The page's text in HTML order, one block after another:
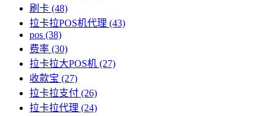
刷卡 (48)
拉卡拉POS机代理 (43)
pos (38)
费率 (30)
拉卡拉大POS机 (27)
收款宝 (27)
拉卡拉支付 (26)
拉卡拉代理 (24)